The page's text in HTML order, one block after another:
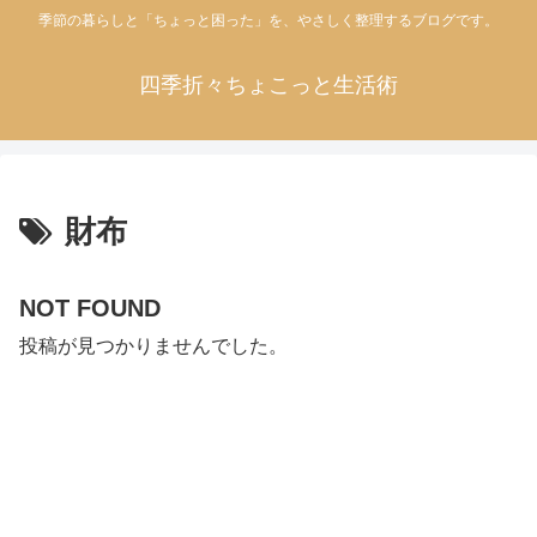
季節の暮らしと「ちょっと困った」を、やさしく整理するブログです。
四季折々ちょこっと生活術
財布
NOT FOUND
投稿が見つかりませんでした。